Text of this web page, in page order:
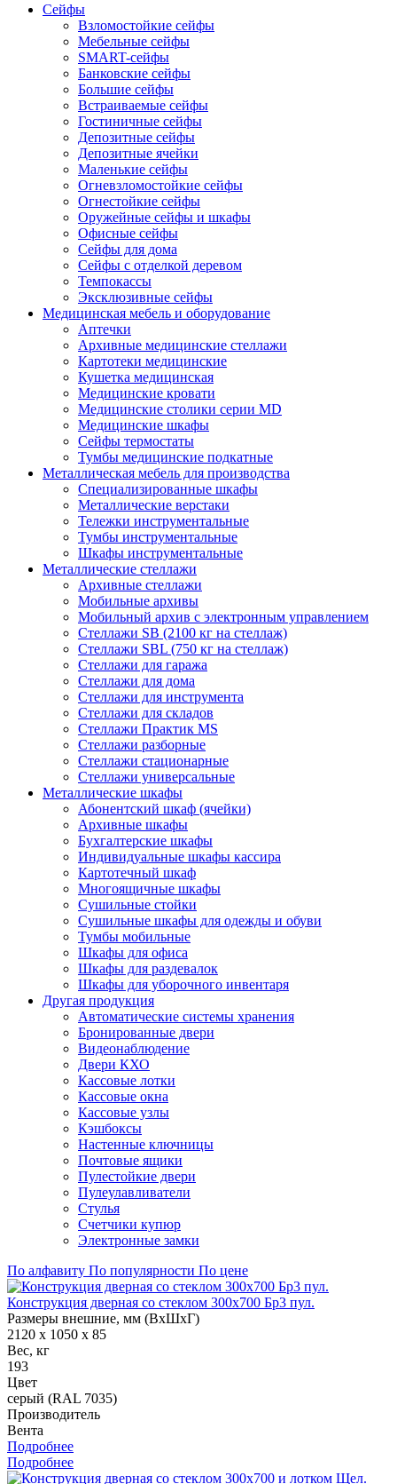
Сейфы
Взломостойкие сейфы
Мебельные сейфы
SMART-сейфы
Банковские сейфы
Большие сейфы
Встраиваемые сейфы
Гостиничные сейфы
Депозитные сейфы
Депозитные ячейки
Маленькие сейфы
Огневзломостойкие сейфы
Огнестойкие сейфы
Оружейные сейфы и шкафы
Офисные сейфы
Сейфы для дома
Сейфы с отделкой деревом
Темпокассы
Эксклюзивные сейфы
Медицинская мебель и оборудование
Аптечки
Архивные медицинские стеллажи
Картотеки медицинские
Кушетка медицинская
Медицинские кровати
Медицинские столики серии MD
Медицинские шкафы
Сейфы термостаты
Тумбы медицинские подкатные
Металлическая мебель для производства
Cпециализированные шкафы
Металлические верстаки
Тележки инструментальные
Тумбы инструментальные
Шкафы инструментальные
Металлические стеллажи
Архивные стеллажи
Мобильные архивы
Мобильный архив с электронным управлением
Стеллажи SB (2100 кг на стеллаж)
Стеллажи SBL (750 кг на стеллаж)
Стеллажи для гаража
Стеллажи для дома
Стеллажи для инструмента
Стеллажи для складов
Стеллажи Практик MS
Стеллажи разборные
Стеллажи стационарные
Стеллажи универсальные
Металлические шкафы
Абонентский шкаф (ячейки)
Архивные шкафы
Бухгалтерские шкафы
Индивидуальные шкафы кассира
Картотечный шкаф
Многоящичные шкафы
Сушильные стойки
Сушильные шкафы для одежды и обуви
Тумбы мобильные
Шкафы для офиса
Шкафы для раздевалок
Шкафы для уборочного инвентаря
Другая продукция
Автоматические системы хранения
Бронированные двери
Видеонаблюдение
Двери КХО
Кассовые лотки
Кассовые окна
Кассовые узлы
Кэшбоксы
Настенные ключницы
Почтовые ящики
Пулестойкие двери
Пулеулавливатели
Стулья
Счетчики купюр
Электронные замки
По алфавиту По популярности По цене
Конструкция дверная со стеклом 300х700 Бр3 пул.
Размеры внешние, мм (ВхШхГ)
2120 x 1050 x 85
Вес, кг
193
Цвет
серый (RAL 7035)
Производитель
Вента
Подробнее
Подробнее